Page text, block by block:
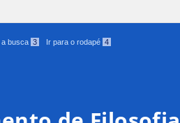
a busca 3 Ir para o rodapé 4